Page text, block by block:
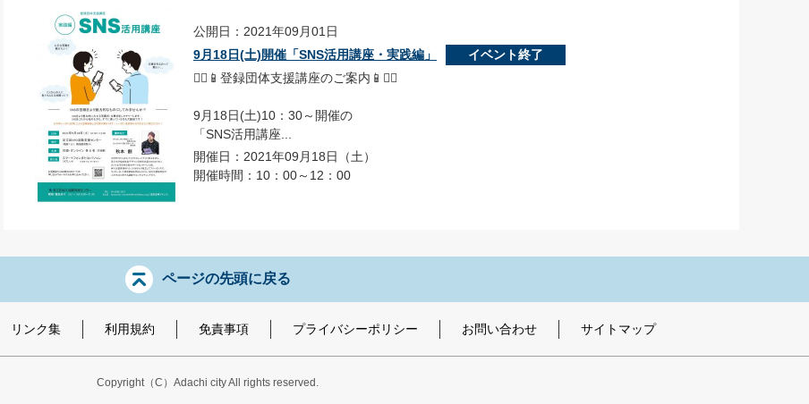
公開日：2021年09月01日
9月18日(土)開催「SNS活用講座・実践編」
イベント終了
💁‍♀️📱登録団体支援講座のご案内📱💁‍♀️
9月18日(土)10：30～開催の
「SNS活用講座...
開催日：2021年09月18日（土）
開催時間：10：00～12：00
ページの先頭に戻る
リンク集 利用規約 免責事項 プライバシーポリシー お問い合わせ サイトマップ
Copyright（C）Adachi city All rights reserved.